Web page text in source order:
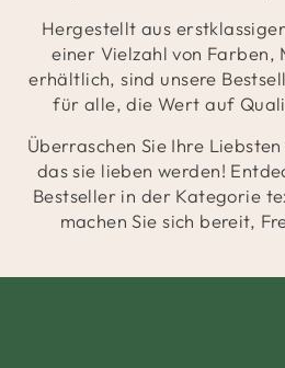
Hergestellt aus
einer Vielzahl von Farben,
erhältlich, sind unsere
für alle, die Wert auf
Überraschen Sie Ihre
das sie lieben werden!
Bestseller in der Kategorie
machen Sie sich bereit,